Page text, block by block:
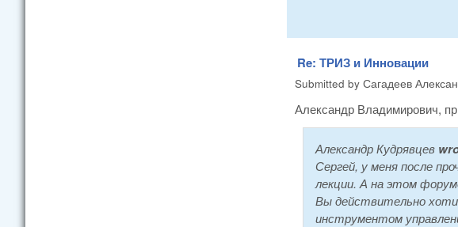
Re: ТРИЗ и Инновации
Submitted by Сагадеев
Александр Владимирович,
Александр Кудрявцев
Сергей, у меня после
лекции. А на этом
Вы действительно
инструментом